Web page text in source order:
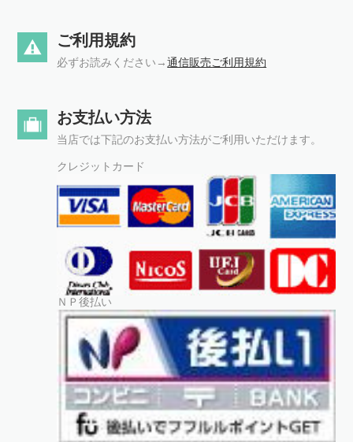
ご利用規約
必ずお読みください→通信販売ご利用規約
お支払い方法
当店では下記のお支払い方法がご利用いただけます。
クレジットカード
ＮＰ後払い